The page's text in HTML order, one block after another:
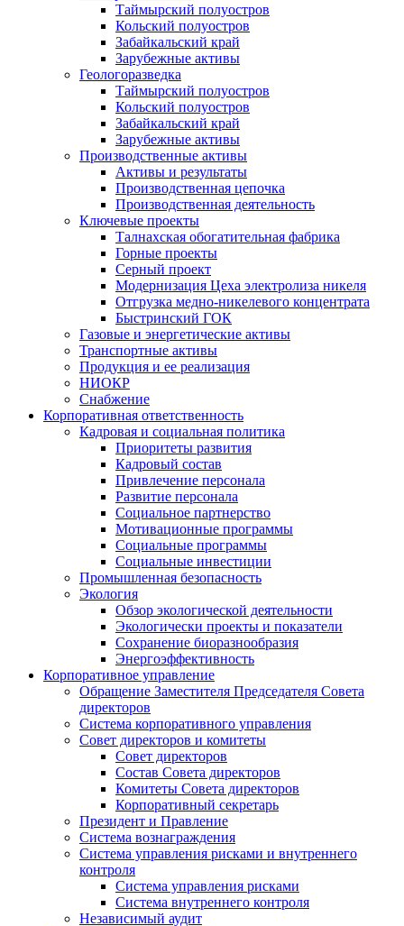
Таймырский полуостров
Кольский полуостров
Забайкальский край
Зарубежные активы
Геологоразведка
Таймырский полуостров
Кольский полуостров
Забайкальский край
Зарубежные активы
Производственные активы
Активы и результаты
Производственная цепочка
Производственная деятельность
Ключевые проекты
Талнахская обогатительная фабрика
Горные проекты
Серный проект
Модернизация Цеха электролиза никеля
Отгрузка медно-никелевого концентрата
Быстринский ГОК
Газовые и энергетические активы
Транспортные активы
Продукция и ее реализация
НИОКР
Снабжение
Корпоративная ответственность
Кадровая и социальная политика
Приоритеты развития
Кадровый состав
Привлечение персонала
Развитие персонала
Социальное партнерство
Мотивационные программы
Социальные программы
Социальные инвестиции
Промышленная безопасность
Экология
Обзор экологической деятельности
Экологически проекты и показатели
Сохранение биоразнообразия
Энергоэффективность
Корпоративное управление
Обращение Заместителя Председателя Совета
директоров
Система корпоративного управления
Совет директоров и комитеты
Совет директоров
Состав Совета директоров
Комитеты Совета директоров
Корпоративный секретарь
Президент и Правление
Система вознаграждения
Система управления рисками и внутреннего
контроля
Система управления рисками
Система внутреннего контроля
Независимый аудит